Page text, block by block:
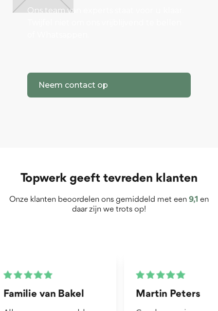
Ons team van experts staat voor u klaar.
Neem contact op
Topwerk geeft tevreden klanten
Onze klanten beoordelen ons gemiddeld met een 9,1 en
daar zijn we trots op!
Martin Peters Henk van